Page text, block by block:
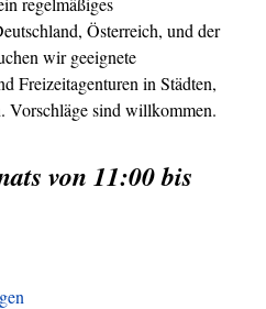
Österreich, und der
wir geeignete
Freizeitagenturen in Städten,
Vorschläge sind willkommen.
von 11:00 bis